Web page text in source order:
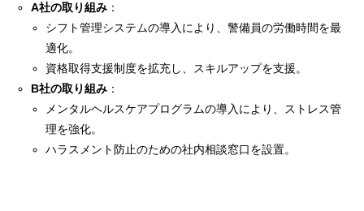
A社の取り組み ：
シフト管理システムの導入により、警備員の労働時間を最
適化。
資格取得支援制度を拡充し、スキルアップを支援。
B社の取り組み ：
メンタルヘルスケアプログラムの導入により、ストレス管
理を強化。
ハラスメント防止のための社内相談窓口を設置。